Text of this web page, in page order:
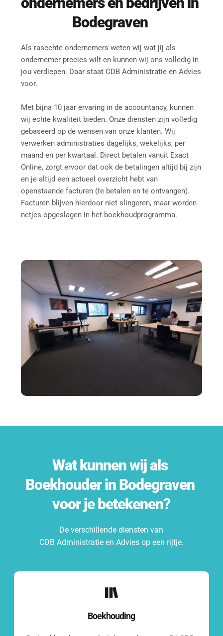
Bodegraven
Als rasechte ondernemers weten wij wat jij als
ondernemer precies wilt en kunnen wij ons volledig in
jou verdiepen. Daar staat CDB Administratie en Advies
voor.
Met bijna 10 jaar ervaring in de accountancy, kunnen
wij echte kwaliteit bieden. Onze diensten zijn volledig
gebaseerd op de wensen van onze klanten. Wij
verwerken administraties dagelijks, wekelijks, per
maand en per kwartaal. Direct betalen vanuit Exact
Online, zorgt ervoor dat ook de betalingen altijd bij zijn
en je altijd een actueel overzicht hebt van
openstaande facturen (te betalen en te ontvangen).
Facturen blijven hierdoor niet slingeren, maar worden
Wat kunnen wij als
Boekhouder in Bodegraven
voor je betekenen?
De verschillende diensten van
CDB Administratie en Advies op een rijtje.
Boekhouding